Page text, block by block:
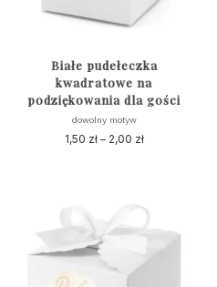
Białe pudełeczka
kwadratowe na
podziękowania dla gości
dowolny motyw
1,50 zł – 2,00 złZakres
do
wiele
wariantów.
Opcje
można